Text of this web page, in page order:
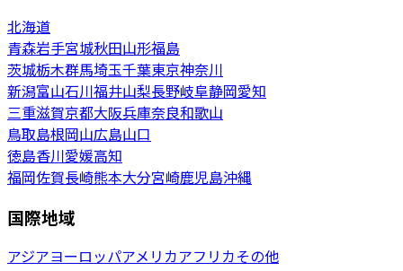
北海道
青森岩手宮城秋田山形福島
茨城栃木群馬埼玉千葉東京神奈川
新潟富山石川福井山梨長野岐阜静岡愛知
三重滋賀京都大阪兵庫奈良和歌山
鳥取島根岡山広島山口
徳島香川愛媛高知
福岡佐賀長崎熊本大分宮崎鹿児島沖縄
国際地域
アジアヨーロッパアメリカアフリカその他